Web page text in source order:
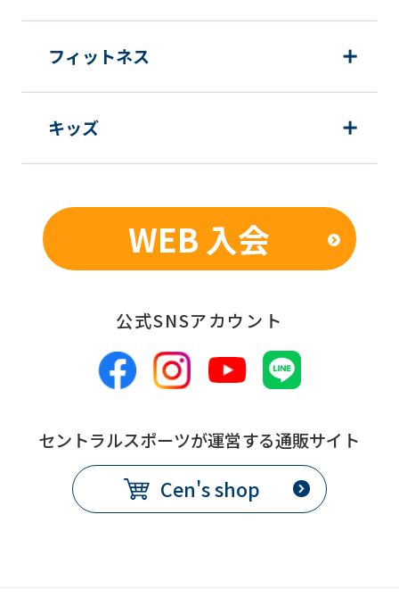
フィットネス
キッズ
WEB 入会
公式SNSアカウント
セントラルスポーツが運営する通販サイト
Cen's shop